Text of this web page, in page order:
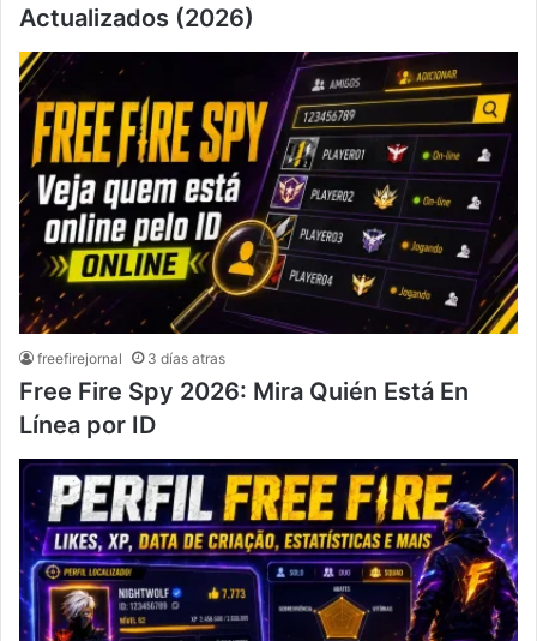
Actualizados (2026)
freefirejornal 3 días atras
Free Fire Spy 2026: Mira Quién Está En
Línea por ID